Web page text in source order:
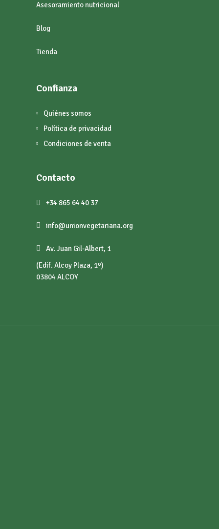
Asesoramiento nutricional
Blog
Tienda
Confianza
Quiénes somos
Política de privacidad
Condiciones de venta
Contacto
+34 865 64 40 37
info@unionvegetariana.org
Av. Juan Gil-Albert, 1
(Edif. Alcoy Plaza, 1º)
03804 ALCOY